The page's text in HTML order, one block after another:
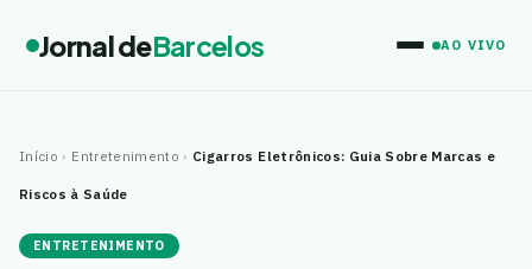
Jornal deBarcelos AO VIVO
Início › Entretenimento › Cigarros Eletrônicos: Guia Sobre Marcas e
Riscos à Saúde
ENTRETENIMENTO